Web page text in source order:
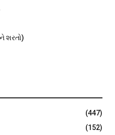
શરતો)
(447)
(152)